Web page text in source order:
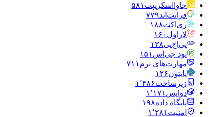
جاوااسکریپت ۵۸۱
فرانت‌اند۷۷۹
ری‌اکت۱۸۸
لاراول ۱۶۰
پی‌اچ‌پی۱۳۸
نود جی‌اس ۱۵۱
مهارت‌های نرم ۷۱۱
پایتون۱۲۶
زیرساخت۱٬۴۸۶
دواپس ۱٬۱۷۱
پایگاه داده۱۹۸
امنیت ۱٬۲۸۱